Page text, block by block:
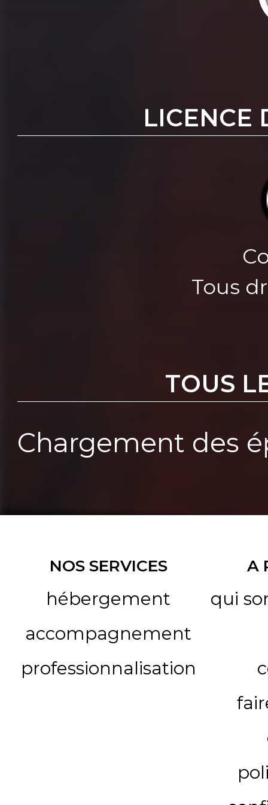
LICENCE
Tous
TOUS
Chargement des
NOS SERVICES
hébergement
accompagnement
professionnalisation
A
qui